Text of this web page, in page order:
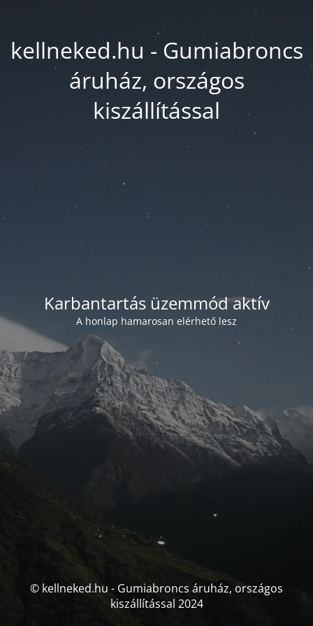
kellneked.hu - Gumiabroncs
áruház, országos
kiszállítással
Karbantartás üzemmód aktív
A honlap hamarosan elérhető lesz
© kellneked.hu - Gumiabroncs áruház, országos
kiszállítással 2024